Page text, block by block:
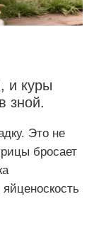
и куры
зной.
Это не
бросает